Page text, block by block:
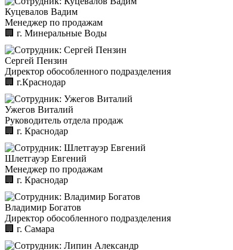
Куцевалов Вадим
Менеджер по продажам
🏢︎ г. Минеральные Воды
Сергей Пензин
Директор обособленного подразделения
🏢︎ г.Краснодар
Ужегов Виталий
Руководитель отдела продаж
🏢︎ г. Краснодар
Шлетгауэр Евгений
Менеджер по продажам
🏢︎ г. Краснодар
Владимир Богатов
Директор обособленного подразделения
🏢︎ г. Самара